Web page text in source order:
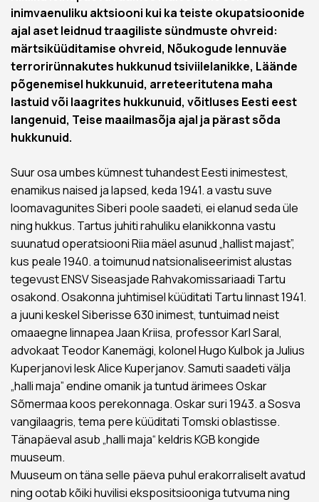
inimvaenuliku aktsiooni kui ka teiste okupatsioonide
ajal aset leidnud traagiliste sündmuste ohvreid:
märtsiküüditamise ohvreid, Nõukogude lennuväe
terrorirünnakutes hukkunud tsiviilelanikke, Läände
põgenemisel hukkunuid, arreteeritutena maha
lastuid või laagrites hukkunuid, võitluses Eesti eest
langenuid, Teise maailmasõja ajal ja pärast sõda
hukkunuid.
Suur osa umbes kümnest tuhandest Eesti inimestest,
enamikus naised ja lapsed, keda 1941. a vastu suve
loomavagunites Siberi poole saadeti, ei elanud seda üle
ning hukkus. Tartus juhiti rahuliku elanikkonna vastu
suunatud operatsiooni Riia mäel asunud „hallist majast”,
kus peale 1940. a toimunud natsionaliseerimist alustas
tegevust ENSV Siseasjade Rahvakomissariaadi Tartu
osakond. Osakonna juhtimisel küüditati Tartu linnast 1941.
a juuni keskel Siberisse 630 inimest, tuntuimad neist
omaaegne linnapea Jaan Kriisa, professor Karl Saral,
advokaat Teodor Kanemägi, kolonel Hugo Kulbok ja Julius
Kuperjanovi lesk Alice Kuperjanov. Samuti saadeti välja
„halli maja” endine omanik ja tuntud ärimees Oskar
Sõmermaa koos perekonnaga. Oskar suri 1943. a Sosva
vangilaagris, tema pere küüditati Tomski oblastisse.
Tänapäeval asub „halli maja“ keldris KGB kongide
muuseum.
Muuseum on täna selle päeva puhul erakorraliselt avatud
ning ootab kõiki huvilisi ekspositsiooniga tutvuma ning